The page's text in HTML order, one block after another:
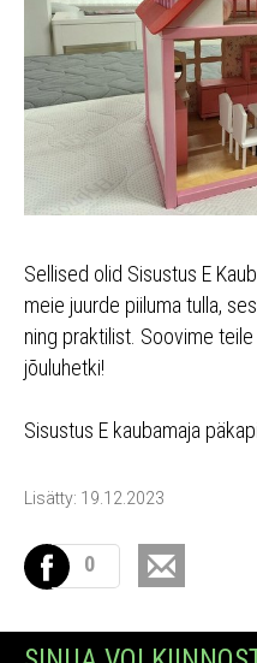
Sellised olid Sisustus E
meie juurde piiluma tulla,
ning praktilist. Soovime
jõuluhetki!
Sisustus E kaubamaja
Lisätty: 19.12.2023
0